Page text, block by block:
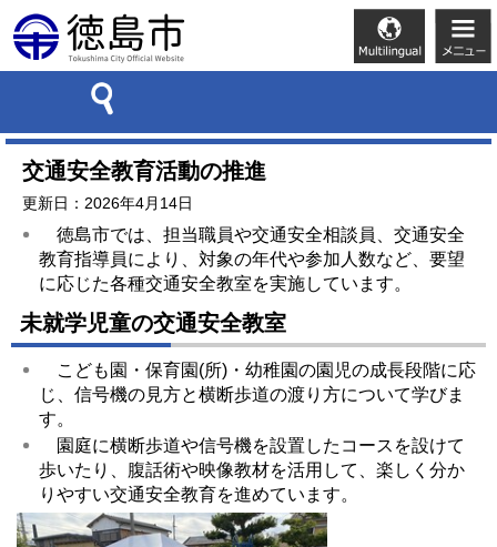
交通安全教育活動の推進
更新日：2026年4月14日
徳島市では、担当職員や交通安全相談員、交通安全
教育指導員により、対象の年代や参加人数など、要望
に応じた各種交通安全教室を実施しています。
未就学児童の交通安全教室
こども園・保育園(所)・幼稚園の園児の成長段階に応
じ、信号機の見方と横断歩道の渡り方について学びま
す。
園庭に横断歩道や信号機を設置したコースを設けて
歩いたり、腹話術や映像教材を活用して、楽しく分か
りやすい交通安全教育を進めています。